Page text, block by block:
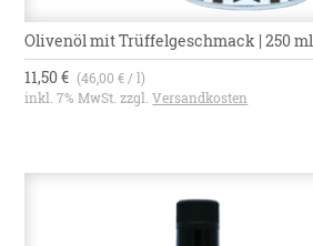
Olivenöl mit Trüffelgeschmack | 250 ml
11,50 € (46,00 € / l)
inkl. 7% MwSt. zzgl.Versandkosten